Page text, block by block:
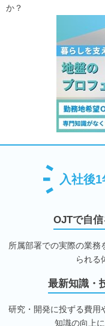
か？
入社後
OJTで自
所属部署での実際の業務
られる
最新知識・
研究・開発に投ずる費用
知識の向上